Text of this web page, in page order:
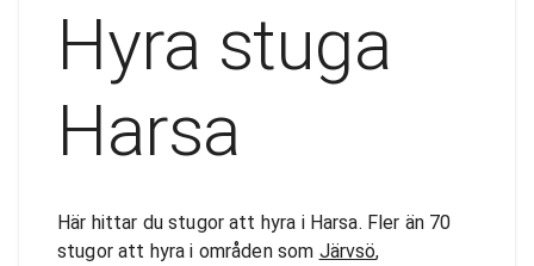
Hyra stuga
Harsa
Här hittar du stugor att hyra i Harsa. Fler än 70
stugor att hyra i områden som Järvsö,